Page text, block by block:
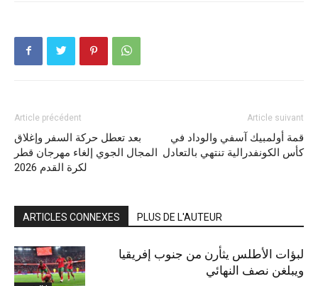
Article précédent
بعد تعطل حركة السفر وإغلاق
المجال الجوي إلغاء مهرجان قطر
لكرة القدم 2026
Article suivant
قمة أولمبيك آسفي والوداد في
كأس الكونفدرالية تنتهي بالتعادل
ARTICLES CONNEXES PLUS DE L'AUTEUR
لبؤات الأطلس يثأرن من جنوب إفريقيا
ويبلغن نصف النهائي